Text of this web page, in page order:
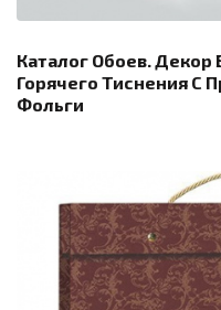
Каталог Обоев.
Горячего Тиснения С
Фольги